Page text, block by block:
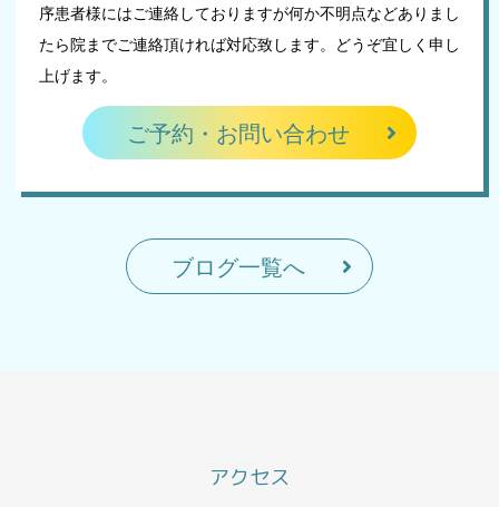
序患者様にはご連絡しておりますが何か不明点などありまし
たら院までご連絡頂ければ対応致します。どうぞ宜しく申し
上げます。
ご予約・お問い合わせ
ブログ一覧へ
アクセス